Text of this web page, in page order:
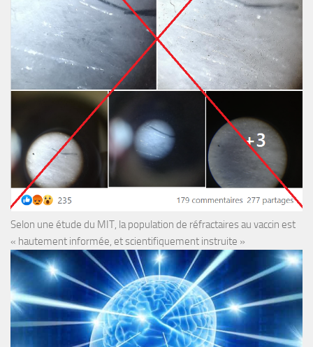
Selon une étude du MIT, la population de réfractaires au vaccin est
« hautement informée, et scientifiquement instruite »